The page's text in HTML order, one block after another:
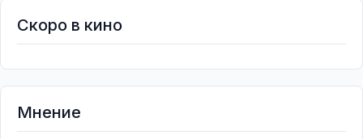
Скоро в кино
Мнение